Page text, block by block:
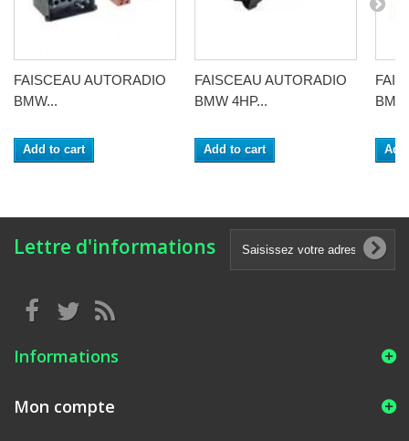
FAISCEAU AUTORADIO
BMW...
Add to cart
FAISCEAU AUTORADIO
BMW 4HP...
Add to cart
Lettre d'informations
Informations
Mon compte